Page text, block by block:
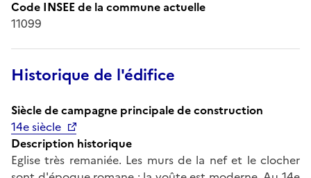
Code INSEE de la commune actuelle
11099
Historique de l'édifice
Siècle de campagne principale de construction
14e siècle
Description historique
Eglise très remaniée. Les murs de la nef et le clocher